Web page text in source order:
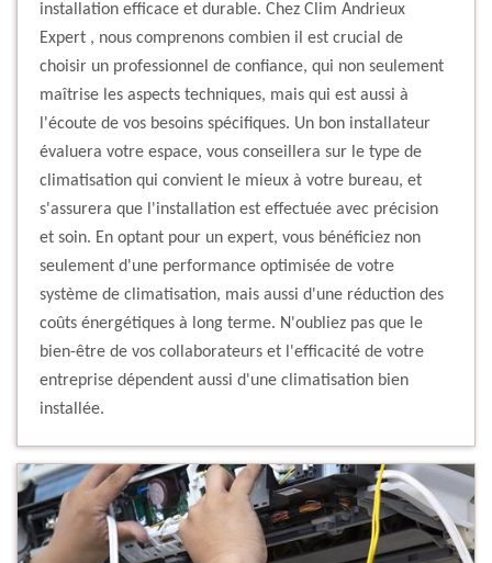
installation efficace et durable. Chez Clim Andrieux
Expert , nous comprenons combien il est crucial de
choisir un professionnel de confiance, qui non seulement
maîtrise les aspects techniques, mais qui est aussi à
l'écoute de vos besoins spécifiques. Un bon installateur
évaluera votre espace, vous conseillera sur le type de
climatisation qui convient le mieux à votre bureau, et
s'assurera que l'installation est effectuée avec précision
et soin. En optant pour un expert, vous bénéficiez non
seulement d'une performance optimisée de votre
système de climatisation, mais aussi d'une réduction des
coûts énergétiques à long terme. N'oubliez pas que le
bien-être de vos collaborateurs et l'efficacité de votre
entreprise dépendent aussi d'une climatisation bien
installée.